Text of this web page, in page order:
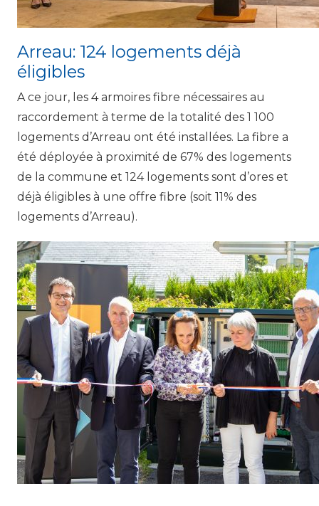
Arreau: 124 logements déjà
éligibles
A ce jour, les 4 armoires fibre nécessaires au
raccordement à terme de la totalité des 1 100
logements d’Arreau ont été installées. La fibre a
été déployée à proximité de 67% des logements
de la commune et 124 logements sont d’ores et
déjà éligibles à une offre fibre (soit 11% des
logements d’Arreau).